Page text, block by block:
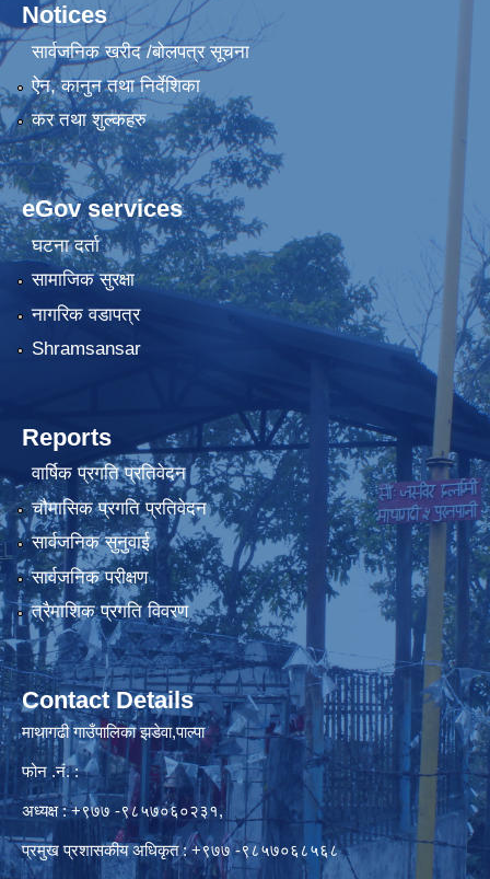
Notices
सार्वजनिक खरीद /बोलपत्र सूचना
ऐन, कानुन तथा निर्देशिका
कर तथा शुल्कहरु
eGov services
घटना दर्ता
सामाजिक सुरक्षा
नागरिक वडापत्र
Shramsansar
Reports
वार्षिक प्रगति प्रतिवेदन
चौमासिक प्रगति प्रतिवेदन
सार्वजनिक सुनुवाई
सार्वजनिक परीक्षण
त्रैमाशिक प्रगति विवरण
Contact Details
माथागढी गाउँपालिका झडेवा,पाल्पा
फोन .नं. :
अध्यक्ष : +९७७ -९८५७०६०२३१,
प्रमुख प्रशासकीय अधिकृत : +९७७ -९८५७०६८५६८